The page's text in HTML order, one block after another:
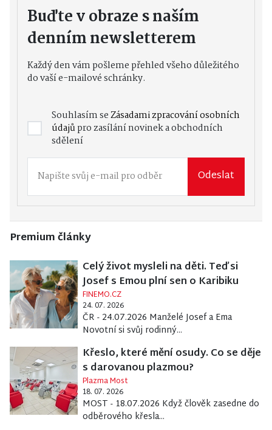
Buďte v obraze s naším
denním newsletterem
Každý den vám pošleme přehled všeho důležitého
do vaší e-mailové schránky.
Souhlasím seZásadami zpracování osobních
údajůpro zasílání novinek a obchodních
sdělení
Odeslat
Premium články
Celý život mysleli na děti. Teď si
Josef s Emou plní sen o Karibiku
FINEMO.CZ
24. 07. 2026
ČR - 24.07.2026 Manželé Josef a Ema
Novotní si svůj rodinný...
Křeslo, které mění osudy. Co se děje
s darovanou plazmou?
Plazma Most
18. 07. 2026
MOST - 18.07.2026 Když člověk zasedne do
odběrového křesla...